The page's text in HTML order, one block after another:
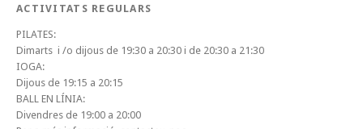
ACTIVITATS REGULARS
PILATES:
Dimarts i /o dijous de 19:30 a 20:30 i de 20:30 a 21:30
IOGA:
Dijous de 19:15 a 20:15
BALL EN LÍNIA:
Divendres de 19:00 a 20:00